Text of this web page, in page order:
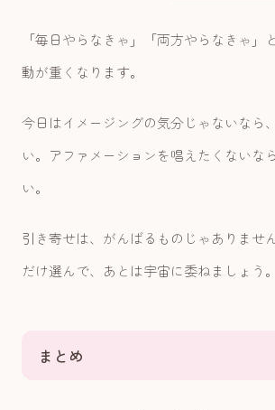
「毎日やらなきゃ」「両方やらなきゃ」
動が重くなります。
今日はイメージングの気分じゃないなら
い。アファメーションを唱えたくないな
い。
引き寄せは、がんばるものじゃありませ
だけ選んで、あとは宇宙に委ねましょう。
まとめ